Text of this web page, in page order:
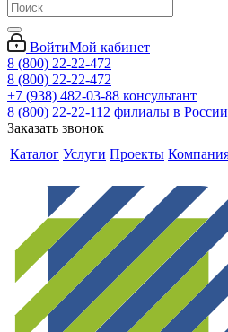
ВойтиМой кабинет
8 (800) 22-22-472
8 (800) 22-22-472
+7 (938) 482-03-88 консультант
8 (800) 22-22-112 филиалы в России
Заказать звонок
Каталог Услуги Проекты